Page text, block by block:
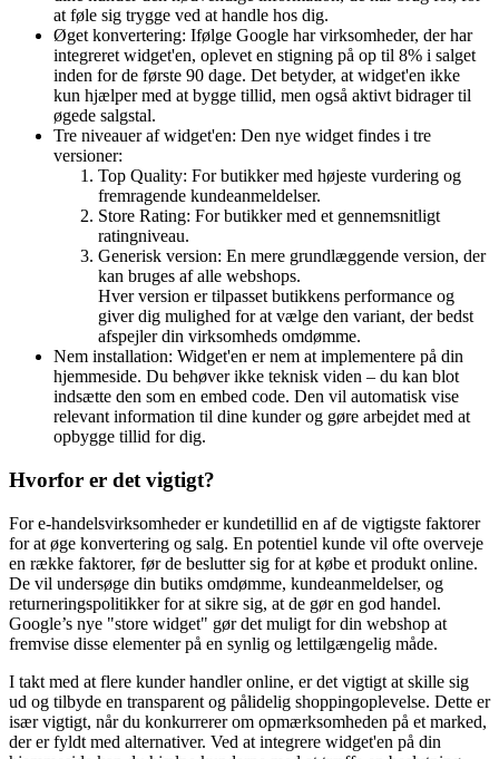
forsendelsespolitikker direkte på din hjemmeside. Det giver
dine kunder den nødvendige information, de har brug for, for
at føle sig trygge ved at handle hos dig.
Øget konvertering: Ifølge Google har virksomheder, der har
integreret widget'en, oplevet en stigning på op til 8% i salget
inden for de første 90 dage. Det betyder, at widget'en ikke
kun hjælper med at bygge tillid, men også aktivt bidrager til
øgede salgstal.
Tre niveauer af widget'en: Den nye widget findes i tre
versioner:
Top Quality: For butikker med højeste vurdering og
fremragende kundeanmeldelser.
Store Rating: For butikker med et gennemsnitligt
ratingniveau.
Generisk version: En mere grundlæggende version, der
kan bruges af alle webshops.
Hver version er tilpasset butikkens performance og
giver dig mulighed for at vælge den variant, der bedst
afspejler din virksomheds omdømme.
Nem installation: Widget'en er nem at implementere på din
hjemmeside. Du behøver ikke teknisk viden – du kan blot
indsætte den som en embed code. Den vil automatisk vise
opbygge tillid for dig.
Hvorfor er det vigtigt?
For e-handelsvirksomheder er kundetillid en af de vigtigste faktorer
for at øge konvertering og salg. En potentiel kunde vil ofte overveje
en række faktorer, før de beslutter sig for at købe et produkt online.
De vil undersøge din butiks omdømme, kundeanmeldelser, og
returneringspolitikker for at sikre sig, at de gør en god handel.
fremvise disse elementer på en synlig og lettilgængelig måde.
I takt med at flere kunder handler online, er det vigtigt at skille sig
ud og tilbyde en transparent og pålidelig shoppingoplevelse. Dette er